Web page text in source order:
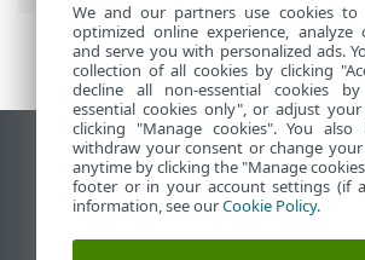
Ver site para desktop
End of Life
Base de conhecimento ESET
Fórum ESET
We and our partners use cookies
optimized online experience,
and serve you with personalized ads.
collection of all cookies by clicking
decline all non-essential cookies
essential cookies only", or adjust
clicking "Manage cookies". You
withdraw your consent or change your
anytime by clicking the "Manage
footer or in your account settings (if
information, see ourCookie Policy.